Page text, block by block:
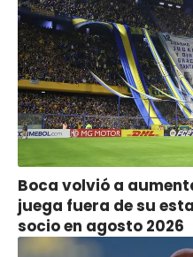
Boca volvió a
juega fuera de su
socio en agosto 2026